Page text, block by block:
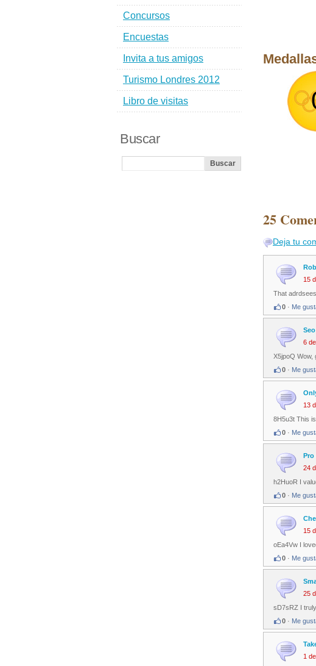
25
Deja tu
15
That
0 · Me
6
X5jpoQ Wow,
0 · Me
13
8H5u3t This
0 · Me
Pro
24
h2HuoR I
0 · Me
15
oEa4Vw I
0 · Me
25
sD7sRZ I
0 · Me
1
Concursos
Encuestas
Invita a tus amigos
Turismo Londres 2012
Libro de visitas
Buscar